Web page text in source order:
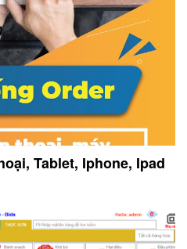
Tablet, Iphone, Ipad